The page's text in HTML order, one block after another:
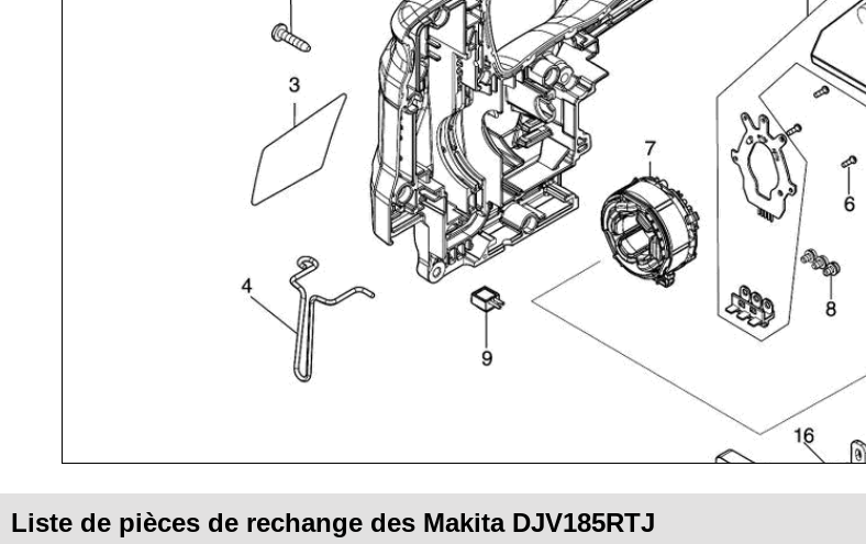
Liste de pièces de rechange des Makita DJV185RTJ